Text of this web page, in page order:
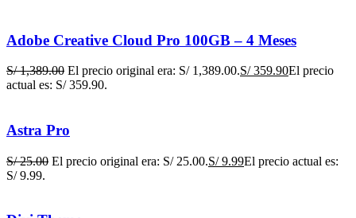
Adobe Creative Cloud Pro 100GB – 4 Meses
S/1,389.00 El precio original era: S/ 1,389.00.S/359.90El precio
actual es: S/ 359.90.
Astra Pro
S/25.00 El precio original era: S/ 25.00.S/9.99El precio actual es:
S/ 9.99.